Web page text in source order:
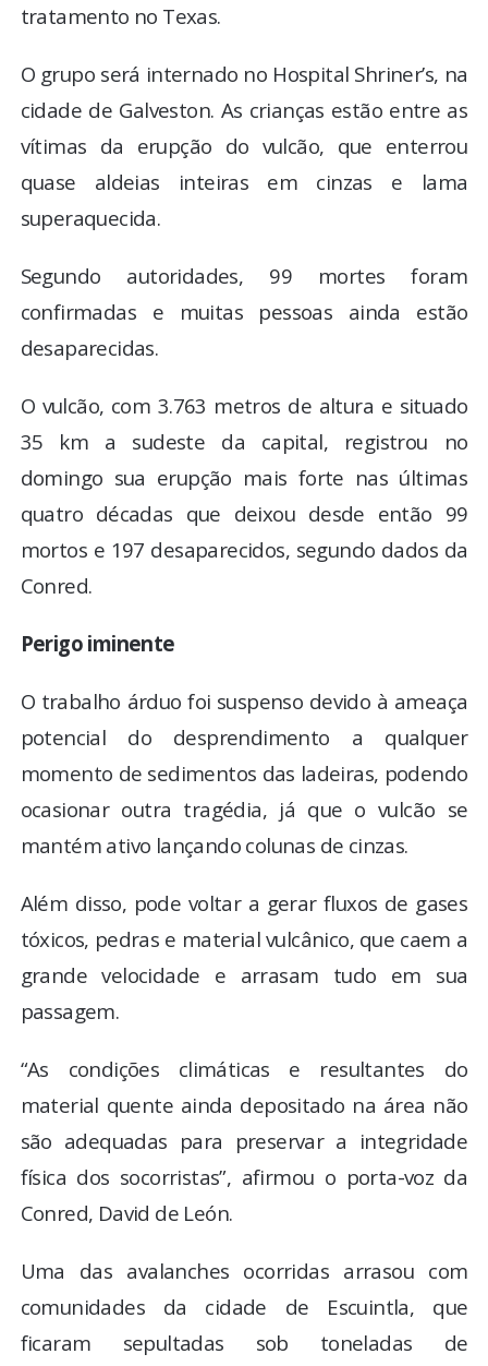
tratamento no Texas.
O grupo será internado no Hospital Shriner’s, na
cidade de Galveston. As crianças estão entre as
vítimas da erupção do vulcão, que enterrou
quase aldeias inteiras em cinzas e lama
superaquecida.
Segundo autoridades, 99 mortes foram
confirmadas e muitas pessoas ainda estão
desaparecidas.
O vulcão, com 3.763 metros de altura e situado
35 km a sudeste da capital, registrou no
domingo sua erupção mais forte nas últimas
quatro décadas que deixou desde então 99
mortos e 197 desaparecidos, segundo dados da
Conred.
Perigo iminente
O trabalho árduo foi suspenso devido à ameaça
potencial do desprendimento a qualquer
momento de sedimentos das ladeiras, podendo
ocasionar outra tragédia, já que o vulcão se
mantém ativo lançando colunas de cinzas.
Além disso, pode voltar a gerar fluxos de gases
tóxicos, pedras e material vulcânico, que caem a
grande velocidade e arrasam tudo em sua
passagem.
“As condições climáticas e resultantes do
material quente ainda depositado na área não
são adequadas para preservar a integridade
física dos socorristas”, afirmou o porta-voz da
Conred, David de León.
Uma das avalanches ocorridas arrasou com
comunidades da cidade de Escuintla, que
ficaram sepultadas sob toneladas de